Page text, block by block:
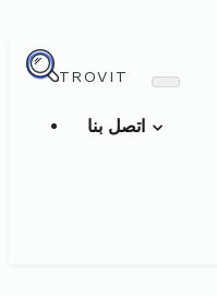
TROVIT